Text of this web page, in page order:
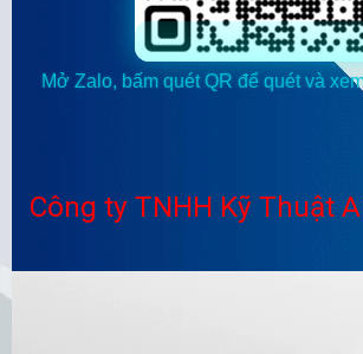
Mở Zalo, bấm quét QR để quét và
Công ty TNHH Kỹ Thuật